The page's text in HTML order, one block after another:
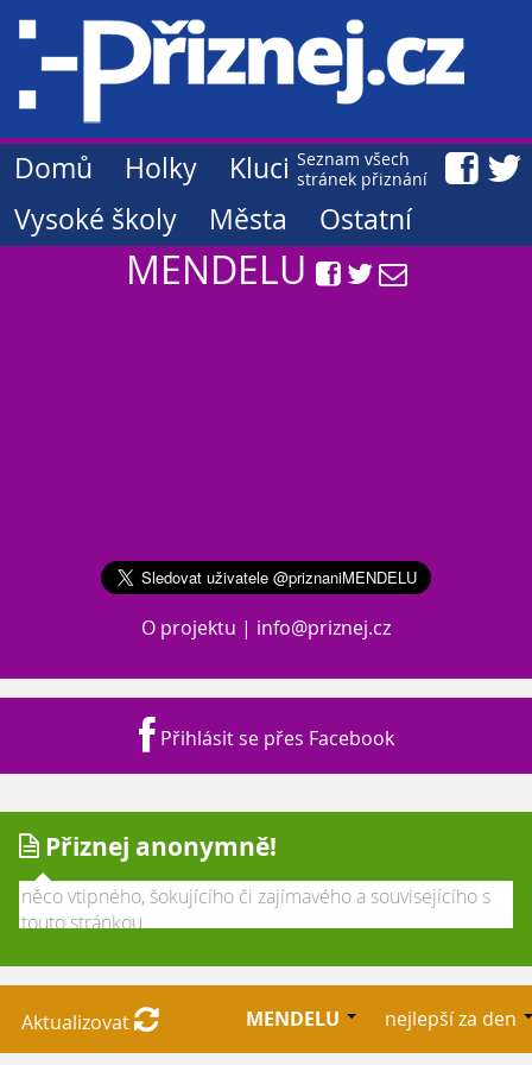
Seznam všech
stránek přiznání
Domů Holky
Kluci
Vysoké školy
Města Ostatní
MENDELU
O projektu | info@priznej.cz
Přihlásit se přes Facebook
Přiznej anonymně!
Aktualizovat MENDELU nejlepší za den